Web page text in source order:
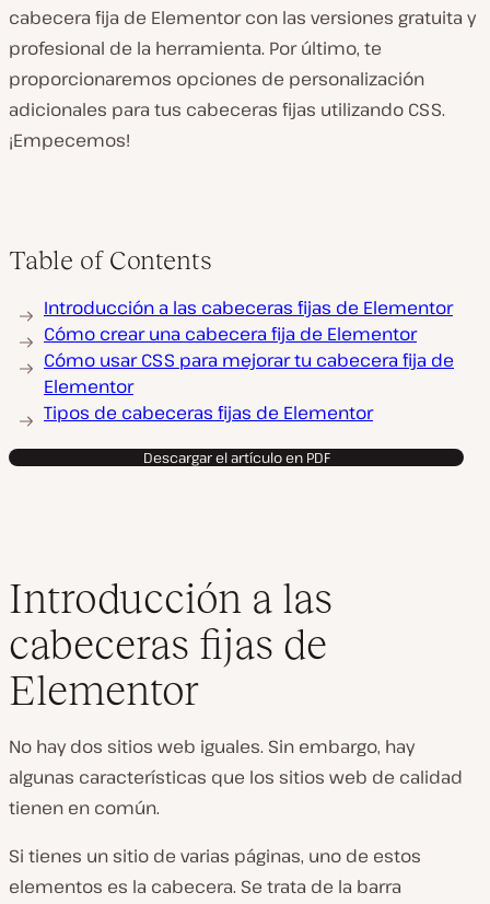
cabecera fija de Elementor con las versiones gratuita y
profesional de la herramienta. Por último, te
proporcionaremos opciones de personalización
adicionales para tus cabeceras fijas utilizando CSS.
¡Empecemos!
Table of Contents
Introducción a las cabeceras fijas de Elementor
Cómo crear una cabecera fija de Elementor
Cómo usar CSS para mejorar tu cabecera fija de
Elementor
Tipos de cabeceras fijas de Elementor
Descargar el artículo en PDF
Introducción a las
cabeceras fijas de
Elementor
No hay dos sitios web iguales. Sin embargo, hay
algunas características que los sitios web de calidad
tienen en común.
Si tienes un sitio de varias páginas, uno de estos
elementos es la cabecera. Se trata de la barra